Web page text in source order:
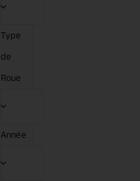
Type
de
Roue
Année